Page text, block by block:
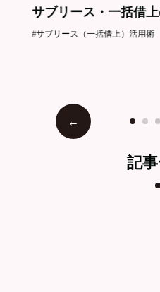
サブリース・一括借
#サブリース（一括借上）活用術
記